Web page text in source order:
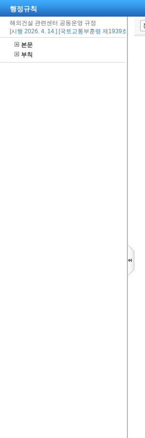
행정규칙
해외건설 관련센터 공동운영 규정
[시행 2026. 4. 14.] [국토교통부훈령 제1939호,
본문
부칙